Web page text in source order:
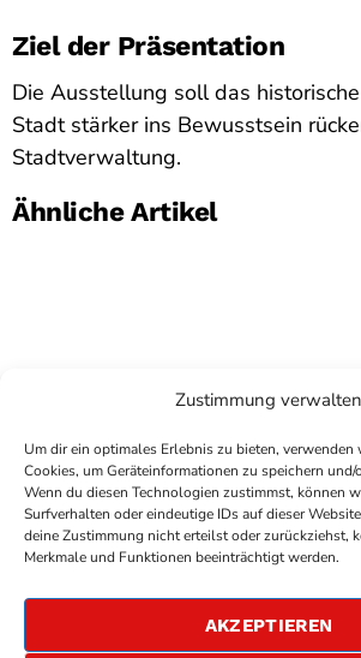
Zustimmung verwalten
Um dir ein optimales Erlebnis zu bieten,
Cookies, um Geräteinformationen zu speichern
Wenn du diesen Technologien zustimmst, können
Surfverhalten oder eindeutige IDs auf dieser
deine Zustimmung nicht erteilst oder zurückziehst,
Merkmale und Funktionen beeinträchtigt werden.
AKZEPTIEREN
Ziel der Präsentation
Die Ausstellung soll das
Stadt stärker ins Bewusstsein
Stadtverwaltung.
Ähnliche Artikel
COPYRIGHTANTENNE BAD KREUZNACH